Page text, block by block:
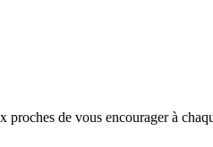
de vous encourager à